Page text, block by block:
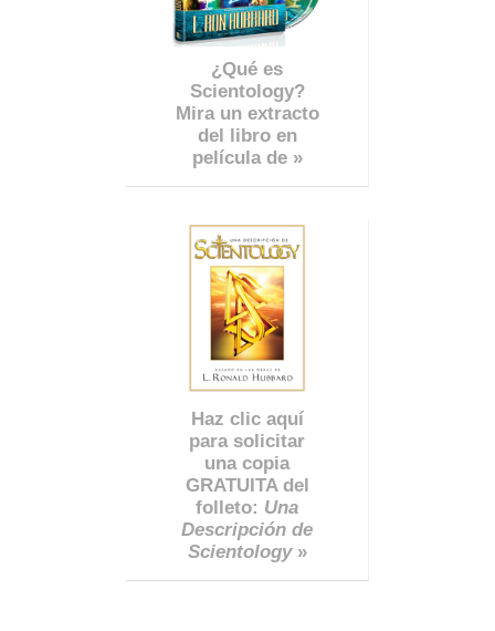
¿Qué es
Scientology?
Mira un extracto
del libro en
película de »
Haz clic aquí
para solicitar
una copia
GRATUITA del
folleto: Una
Descripción de
Scientology»